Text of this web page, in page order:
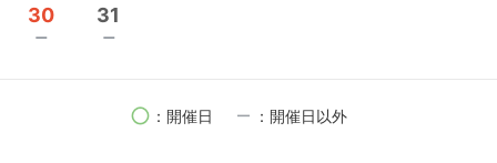
です。
本人に自覚があろうとなかろうと、そうしてくれる
30
remove
31
remove
circle ：開催日 remove ：開催日以外